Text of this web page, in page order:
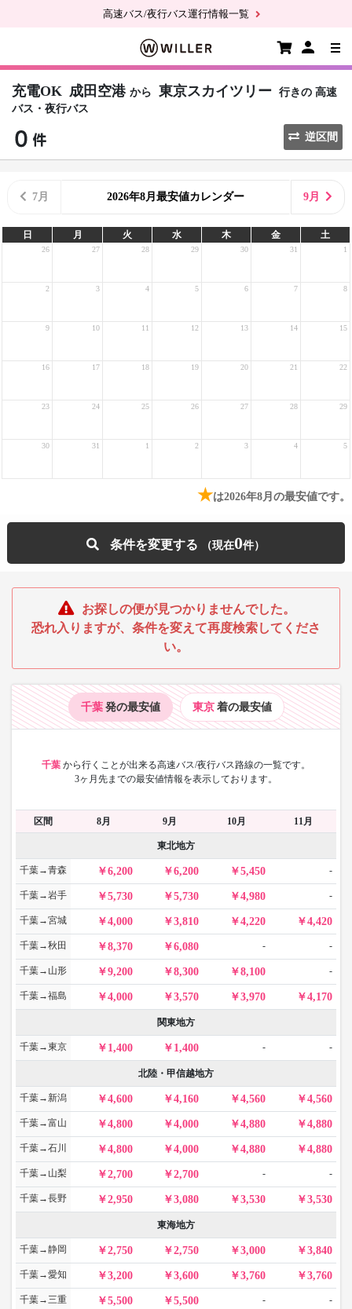
高速バス/夜行バス運行情報一覧
充電OK 成田空港 から 東京スカイツリー 行きの 高速
バス・夜行バス
逆区間
7月 2026年8月最安値カレンダー 9月
日 月 火 水 木 金 土
26 27 28 29 30 31 1
2 3 4 5 6 7 8
9 10 11 12 13 14 15
16 17 18 19 20 21 22
23 24 25 26 27 28 29
30 31 1 2 3 4 5
★は2026年8月の最安値です。
条件を変更する 0
お探しの便が見つかりませんでした。
恐れ入りますが、条件を変えて再度検索してくださ
い。
千葉 発の最安値 東京 着の最安値
千葉 から行くことが出来る高速バス/夜行バス路線の一覧です。
3ヶ月先までの最安値情報を表示しております。
区間 8月 9月 10月 11月
東北地方
千葉→青森 6,200 6,200 5,450 -
千葉→岩手 5,730 5,730 4,980 -
千葉→宮城 4,000 3,810 4,220 4,420
千葉→秋田 8,370 6,080 - -
千葉→山形 9,200 8,300 8,100 -
千葉→福島 4,000 3,570 3,970 4,170
関東地方
千葉→東京 1,400 1,400 - -
北陸・甲信越地方
千葉→新潟 4,600 4,160 4,560 4,560
千葉→富山 4,800 4,000 4,880 4,880
千葉→石川 4,800 4,000 4,880 4,880
千葉→山梨 2,700 2,700 - -
千葉→長野 2,950 3,080 3,530 3,530
東海地方
千葉→静岡 2,750 2,750 3,000 3,840
千葉→愛知 3,200 3,600 3,760 3,760
千葉→三重 5,500 5,500 - -